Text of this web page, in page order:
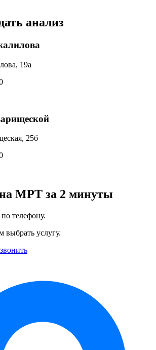
анализ
19а
25б
на МРТ за 2 минуты
телефону.
услугу.